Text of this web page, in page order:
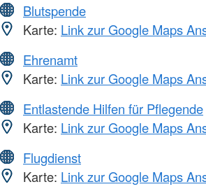
Blutspende
Karte: Link zur Google Maps
Ehrenamt
Karte: Link zur Google Maps
Entlastende Hilfen für Pflegende
Karte: Link zur Google Maps
Flugdienst
Karte: Link zur Google Maps